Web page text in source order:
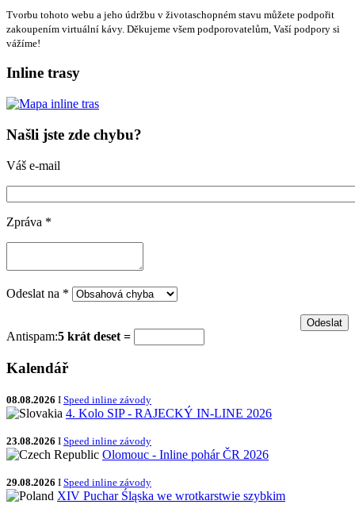
Tvorbu tohoto webu a jeho údržbu v životaschopném stavu můžete podpořit
zakoupením virtuální kávy. Děkujeme všem podporovatelům, Vaší podpory si
vážíme!
Inline trasy
Našli jste zde chybu?
Váš e-mail
Zpráva *
Odeslat na *
Antispam:5 krát deset =
Kalendář
08.08.2026 I Speed inline závody
4. Kolo SIP - RAJECKÝ IN-LINE 2026
23.08.2026 I Speed inline závody
Olomouc - Inline pohár ČR 2026
29.08.2026 I Speed inline závody
XIV Puchar Śląska we wrotkarstwie szybkim